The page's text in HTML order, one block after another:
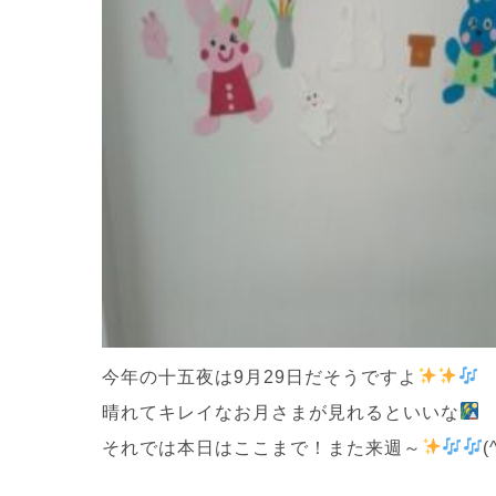
今年の十五夜は9月29日だそうですよ
晴れてキレイなお月さまが見れるといいな
それでは本日はここまで！また来週～